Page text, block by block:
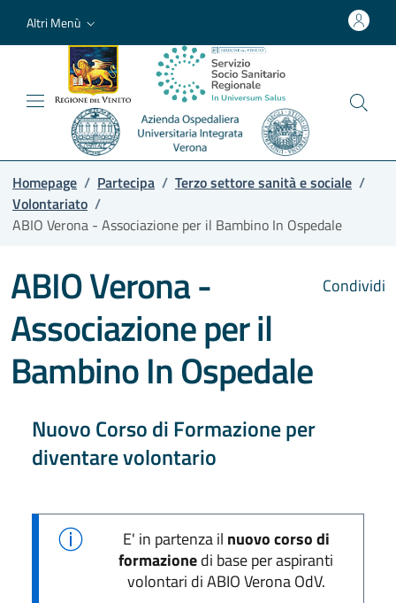
Altri Menù
Homepage / Partecipa / Terzo settore sanità e sociale /
Volontariato /
ABIO Verona - Associazione per il Bambino In Ospedale
Condividi
ABIO Verona -
Associazione per il
Bambino In Ospedale
Nuovo Corso di Formazione per
diventare volontario
E' in partenza il nuovo corso di
formazionedi base per aspiranti
volontari di ABIO Verona OdV.